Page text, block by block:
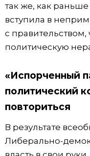
так же, как
вступила в
с
политическую
«Испорченный
политический
повториться
В результате
Либерально-